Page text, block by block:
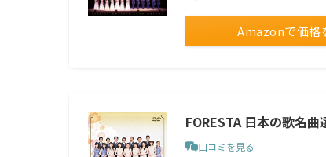
Amazonで価格
FORESTA 日本の歌名
口コミを見る